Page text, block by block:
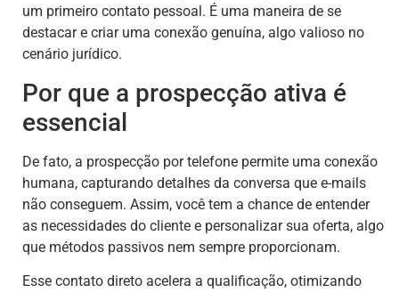
um primeiro contato pessoal. É uma maneira de se
destacar e criar uma conexão genuína, algo valioso no
cenário jurídico.
Por que a prospecção ativa é
essencial
De fato, a prospecção por telefone permite uma conexão
humana, capturando detalhes da conversa que e-mails
não conseguem. Assim, você tem a chance de entender
as necessidades do cliente e personalizar sua oferta, algo
que métodos passivos nem sempre proporcionam.
Esse contato direto acelera a qualificação, otimizando